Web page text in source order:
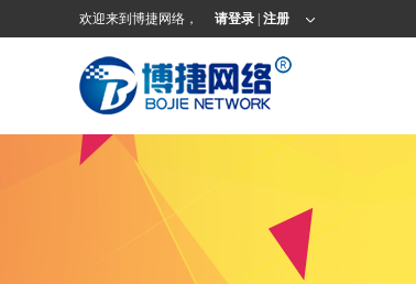
欢迎来到博捷网络， 请登录 注册